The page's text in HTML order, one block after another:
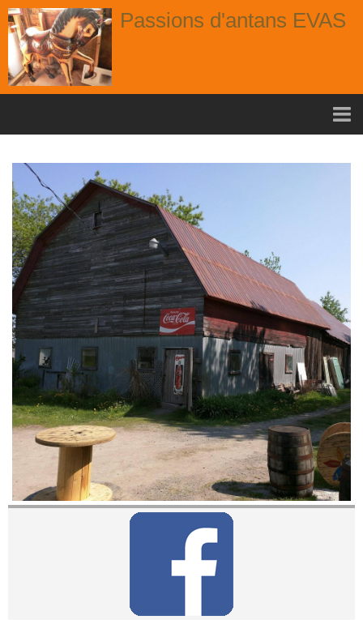
Passions d'antans EVAS
nouvelle arrivage aout
Album
Portes
Fenêtres
Chaises
Contact
Contactez nous!